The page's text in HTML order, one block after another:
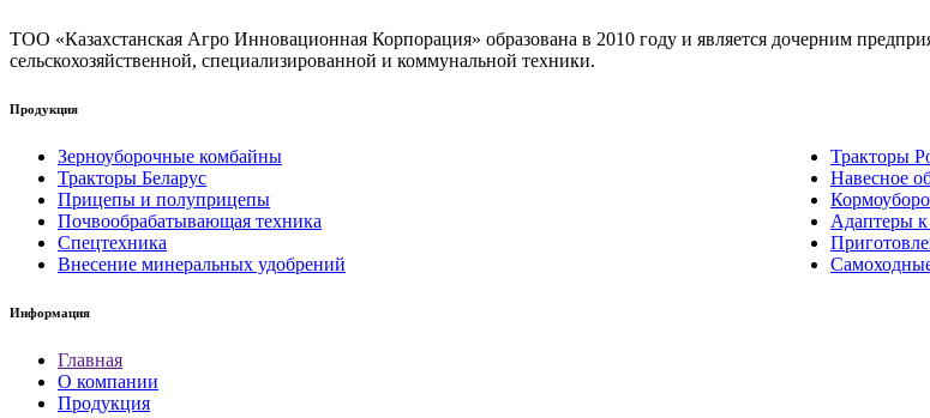
ТОО «Казахстанская Агро Инновационная Корпорация» образована в 2010 году и является дочерним
сельскохозяйственной, специализированной и коммунальной техники.
Продукция
Зерноуборочные комбайны
Тракторы
Тракторы Беларус
Навесное
Прицепы и полуприцепы
Почвообрабатывающая техника
Адаптеры
Спецтехника
Внесение минеральных удобрений
Информация
Главная
О компании
Продукция